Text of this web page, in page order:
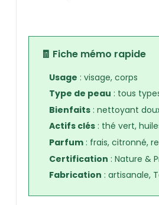
🧾 Fiche mémo rapide
Usage : visage, corps
Type de peau : tous
Bienfaits : nettoyant
Actifs clés : thé vert,
Parfum : frais, citronné,
Certification : Nature &
Fabrication : artisanale,